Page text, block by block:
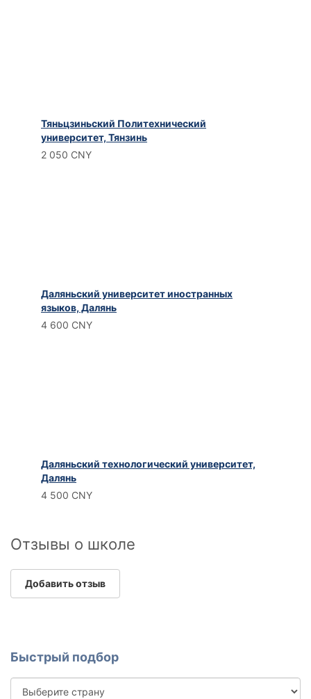
Тяньцзиньский Политехнический
университет, Тянзинь
2 050 CNY
Даляньский университет иностранных
языков, Далянь
4 600 CNY
Даляньский технологический университет,
Далянь
4 500 CNY
Отзывы о школе
Добавить отзыв
Быстрый подбор
Выберите